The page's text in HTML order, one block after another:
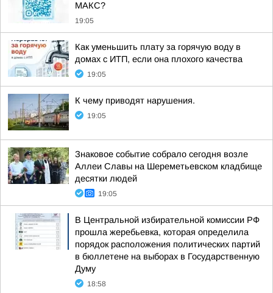
МАКС?
19:05
Как уменьшить плату за горячую воду в
домах с ИТП, если она плохого качества
19:05
К чему приводят нарушения.
19:05
Знаковое событие собрало сегодня возле
Аллеи Славы на Шереметьевском кладбище
десятки людей
19:05
В Центральной избирательной комиссии РФ
прошла жеребьевка, которая определила
порядок расположения политических партий
в бюллетене на выборах в Государственную
Думу
18:58